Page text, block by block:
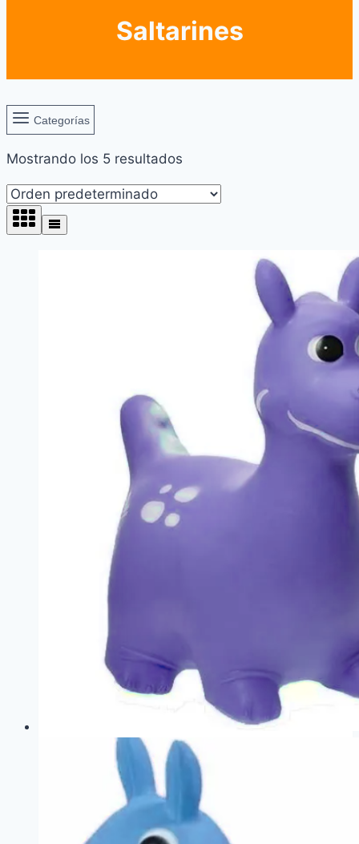
Saltarines
Categorías
Mostrando los 5 resultados